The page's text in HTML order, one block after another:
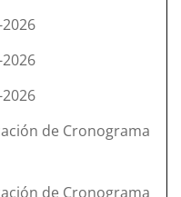
de Cronograma
de Cronograma